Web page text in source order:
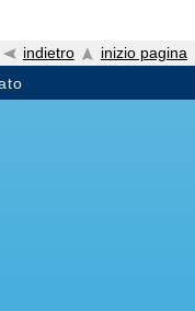
indietro
inizio pagina